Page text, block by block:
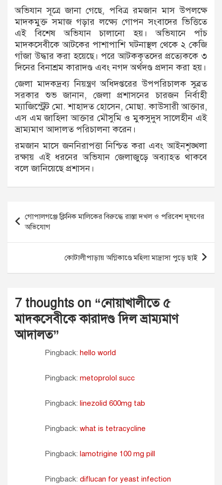
অভিযান সূত্রে জানা গেছে, পবিত্র রমজান মাস উপলক্ষে
মাদকমুক্ত সমাজ গড়ার লক্ষ্যে গোপন সংবাদের ভিত্তিতে
এই বিশেষ অভিযান চালানো হয়। অভিযানে পাঁচ
মাদকসেবীকে আটকের পাশাপাশি ঘটনাস্থল থেকে ২ কেজি
গাঁজা উদ্ধার করা হয়েছে। পরে আটককৃতদের প্রত্যেককে ৩
দিনের বিনাশ্রম কারাদণ্ড এবং নগদ অর্থদণ্ড প্রদান করা হয়।
জেলা মাদকদ্রব্য নিয়ন্ত্রণ অধিদপ্তরের উপপরিচালক সুব্রত
সরকার শুভ জানান, জেলা প্রশাসনের চারজন নির্বাহী
ম্যাজিস্ট্রেট মো. শাহাদত হোসেন, মোছা. কাউসারী আক্তার,
এস এম জাহিদা আক্তার মৌসুমি ও মুকসুদুস সালেহীন এই
ভ্রাম্যমাণ আদালত পরিচালনা করেন।
রমজান মাসে জননিরাপত্তা নিশ্চিত করা এবং আইনশৃঙ্খলা
রক্ষায় এই ধরনের অভিযান জেলাজুড়ে অব্যাহত থাকবে
বলে জানিয়েছে প্রশাসন।
navigation
গোপালগঞ্জে ক্লিনিক মালিকের বিরুদ্ধে রাস্তা দখল ও পরিবেশ দূষণের
অভিযোগ
কোটালীপাড়ায় অগ্নিকাণ্ডে মহিলা মাদ্রাসা পুড়ে ছাই
7 thoughts on “নোয়াখালীতে ৫
মাদকসেবীকে কারাদণ্ড দিল ভ্রাম্যমাণ
আদালত”
Pingback: hello world
Pingback: metoprolol succ
Pingback: linezolid 600mg tab
Pingback: what is tetracycline
Pingback: lamotrigine 100 mg pill
Pingback: diflucan for yeast infection